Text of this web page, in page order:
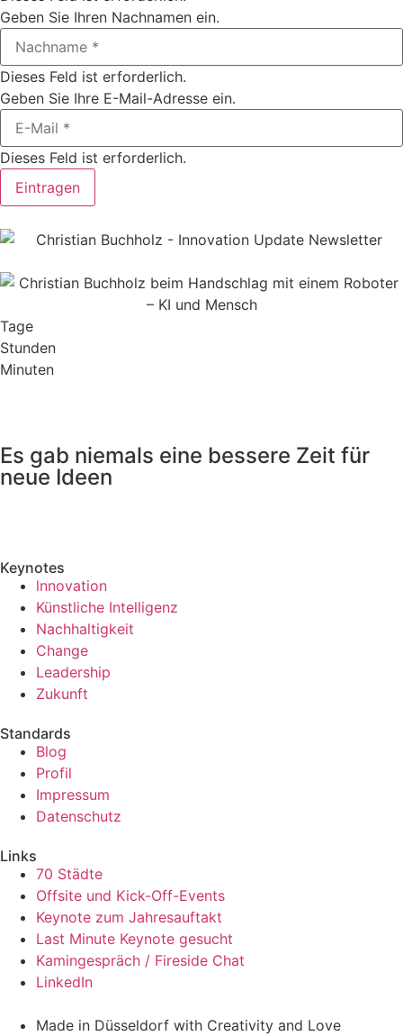
Geben Sie Ihren Nachnamen ein.
Dieses Feld ist erforderlich.
Geben Sie Ihre E-Mail-Adresse ein.
Dieses Feld ist erforderlich.
Eintragen
Tage
Stunden
Minuten
Es gab niemals eine bessere Zeit für
neue Ideen
Keynotes
lnnovation
Künstliche Intelligenz
Nachhaltigkeit
Change
Leadership
Zukunft
Standards
Blog
Profil
Impressum
Datenschutz
Links
70 Städte
Offsite und Kick-Off-Events
Keynote zum Jahresauftakt
Last Minute Keynote gesucht
Kamingespräch / Fireside Chat
LinkedIn
Made in Düsseldorf with Creativity and Love